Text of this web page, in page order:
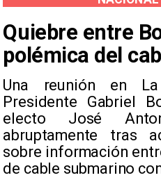
Quiebre entre
polémica del
Una reunión en
Presidente Gabriel
electo José
abruptamente tras
sobre información
de cable submarino